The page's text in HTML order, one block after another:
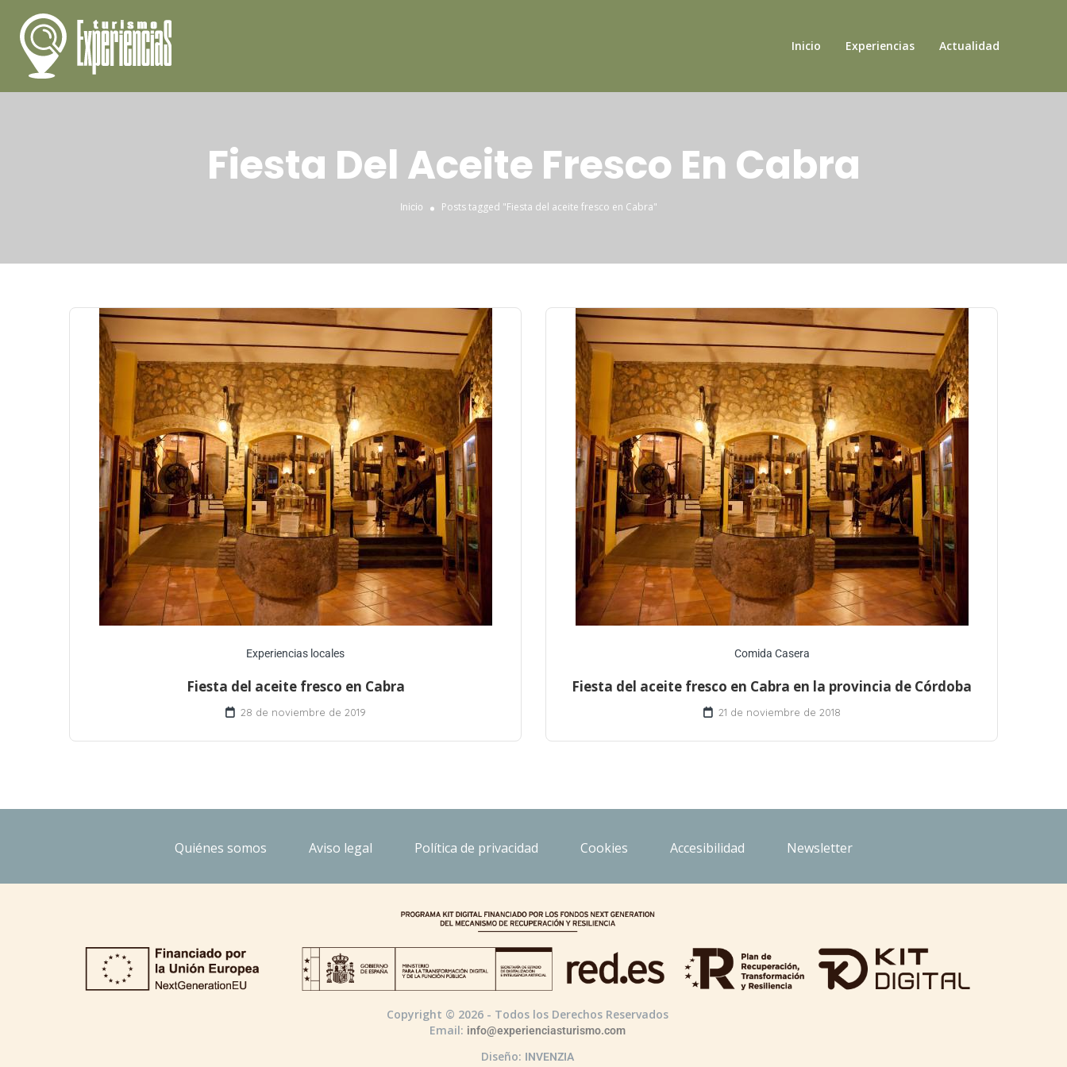
Inicio Experiencias Actualidad
Fiesta Del Aceite Fresco En Cabra
Inicio Posts tagged "Fiesta del aceite fresco en Cabra"
Experiencias locales
Fiesta del aceite fresco en Cabra
28 de noviembre de 2019
Comida Casera
Fiesta del aceite fresco en Cabra en la provincia de Córdoba
21 de noviembre de 2018
Quiénes somos Aviso legal Política de privacidad Cookies Accesibilidad Newsletter
Copyright © 2026 - Todos los Derechos Reservados
Email: info@experienciasturismo.com
Diseño: INVENZIA